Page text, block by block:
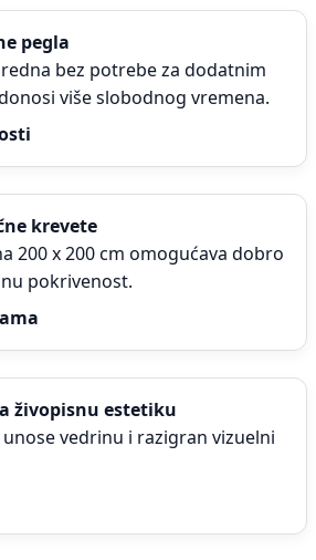
pegla
bez potrebe za dodatnim
više slobodnog vremena.
krevete
200 x 200 cm omogućava dobro
pokrivenost.
živopisnu estetiku
vedrinu i razigran vizuelni